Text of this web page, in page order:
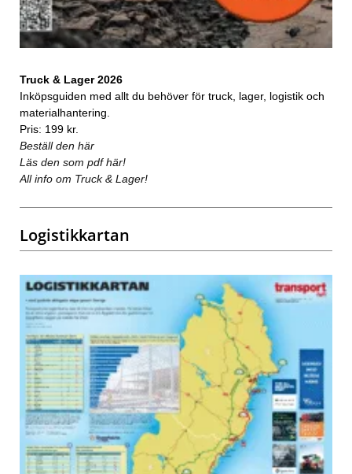
Truck & Lager 2026
Inköpsguiden med allt du behöver för truck, lager, logistik och
materialhantering.
Pris: 199 kr.
Beställ den här
Läs den som pdf här!
All info om Truck & Lager!
Logistikkartan